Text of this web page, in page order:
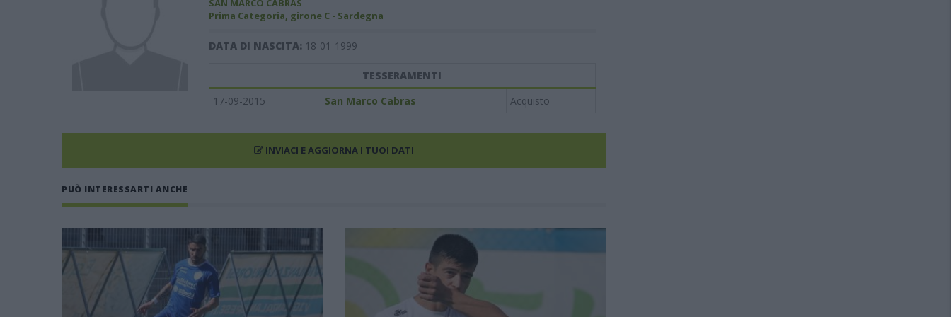
SAN MARCO CABRAS
Prima Categoria, girone C - Sardegna
DATA DI NASCITA: 18-01-1999
TESSERAMENTI
17-09-2015
San Marco Cabras Acquisto
INVIACI E AGGIORNA I TUOI DATI
PUÒ INTERESSARTI ANCHE